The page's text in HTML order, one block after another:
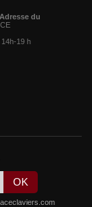
Adresse du
19 h